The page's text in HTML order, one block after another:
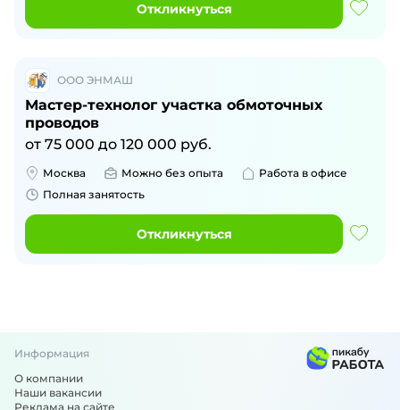
Откликнуться
ООО ЭНМАШ
Мастер-технолог участка обмоточных
проводов
от 75 000 до 120 000 руб.
Москва Можно без опыта
Работа в офисе
Полная занятость
Откликнуться
Информация
О компании
Наши вакансии
Реклама на сайте